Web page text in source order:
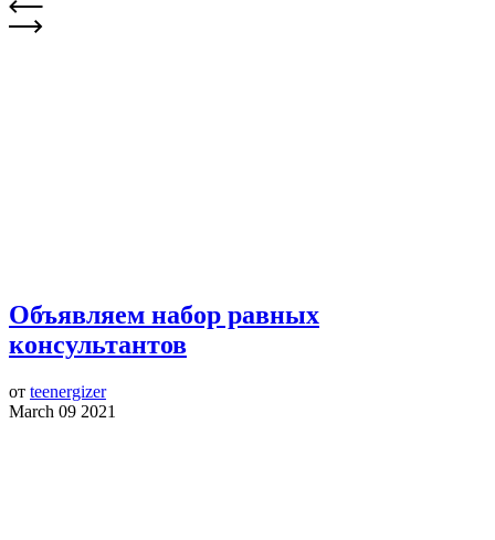
Объявляем набор равных
консультантов
от teenergizer
March 09 2021